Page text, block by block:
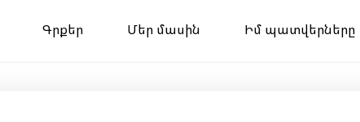
Գրքեր Մեր մասին Իմ պատվերները